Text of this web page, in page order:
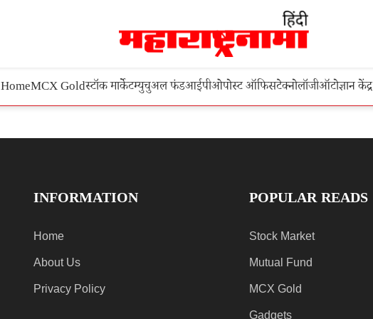
HomeMCX Goldस्टॉक मार्केटम्युचुअल फंडआईपीओपोस्ट ऑफिसटेक्नोलॉजीऑटोज्ञान केंद्र
INFORMATION
Home
About Us
Privacy Policy
POPULAR READS
Stock Market
Mutual Fund
MCX Gold
Gadgets